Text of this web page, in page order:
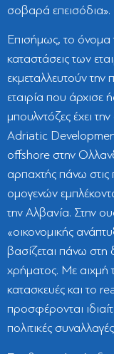
σοβαρά επεισόδια».
Επισήμως, το όνομα
καταστάσεις των
εκμεταλλευτούν την
εταιρία που άρχισε
μπουλντόζες έχει
Adriatic
offshore στην
αρπαχτής πάνω στις
ομογενών
την Αλβανία. Στην
«οικονομικής
βασίζεται πάνω
χρήματος. Με αιχμή
κατασκευές και το
προσφέρονται
πολιτικές